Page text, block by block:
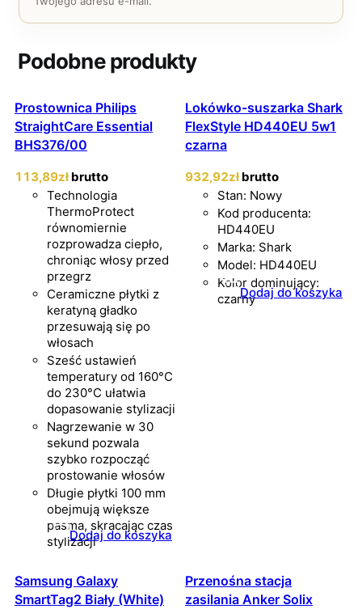
Podobne produkty
Prostownica Philips
StraightCare Essential
BHS376/00
113,89zł brutto
Technologia
ThermoProtect
równomiernie
rozprowadza ciepło,
chroniąc włosy przed
przegrz
Ceramiczne płytki z
keratyną gładko
przesuwają się po
włosach
Sześć ustawień
temperatury od 160°C
do 230°C ułatwia
dopasowanie stylizacji
Nagrzewanie w 30
sekund pozwala
szybko rozpocząć
prostowanie włosów
Długie płytki 100 mm
obejmują większe
pasma, skracając czas
stylizacjiDodaj do koszyka
Lokówko-suszarka Shark
FlexStyle HD440EU 5w1
czarna
932,92zł brutto
Stan: Nowy
Kod producenta:
HD440EU
Marka: Shark
Model: HD440EU
Kolor dominujący:
czarnyDodaj do koszyka
Samsung Galaxy
SmartTag2 Biały (White)
Przenośna stacja
zasilania Anker Solix